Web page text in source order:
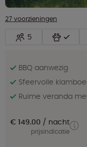
27 voorzieningen
5
BBQ aanwezig
Sfeervolle klamboe
Ruime veranda
€ 149.00 nacht
prijsindicatie